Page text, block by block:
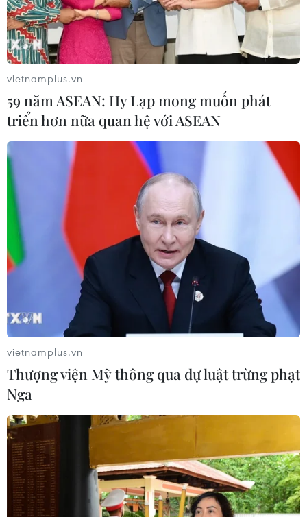
khu vực
04/08/2026 03:21
Iran ra điều kiện gì với Mỹ
trước khi mở lại Eo biển Hormuz?
03/08/2026 16:12
Iran tuyên bố chưa đạt đủ điều kiện
để mở lại eo biển Hormuz
03/08/2026 15:59
Làn sóng người Israel di cư ra nước
ngoài vẫn ở mức kỷ lục
03/08/2026 11:32
Tín hiệu tích cực đối với tiến trình
phục hồi kinh tế của Syria
03/08/2026 07:22
Tổng thống Mỹ: Các bên đạt bước
tiến hướng tới chấm dứt xung đột với
Iran
vietnamplus.vn
59 năm ASEAN: Hy Lạp mong muốn phát
triển hơn nữa quan hệ với ASEAN
vietnamplus.vn
Thượng viện Mỹ thông qua dự luật trừng phạt
Nga